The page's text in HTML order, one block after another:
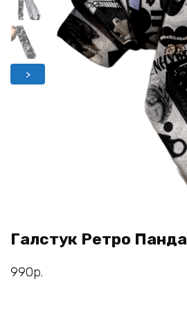
>
Галстук Ретро Панда
990р.